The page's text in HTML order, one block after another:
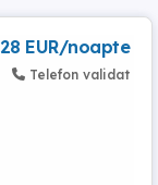
28 EUR/noapte
Telefon validat